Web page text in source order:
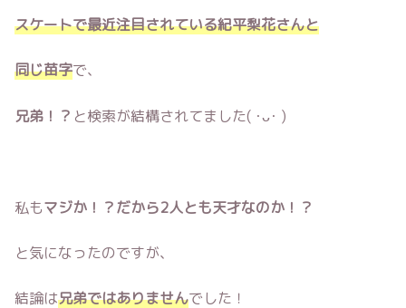
スケートで最近注目されている紀平梨花さんと
同じ苗字で、
兄弟！？ と検索が結構されてました( ･ᴗ･ )
私もマジか！？だから2人とも天才なのか！？
と気になったのですが、
結論は兄弟ではありませんでした！